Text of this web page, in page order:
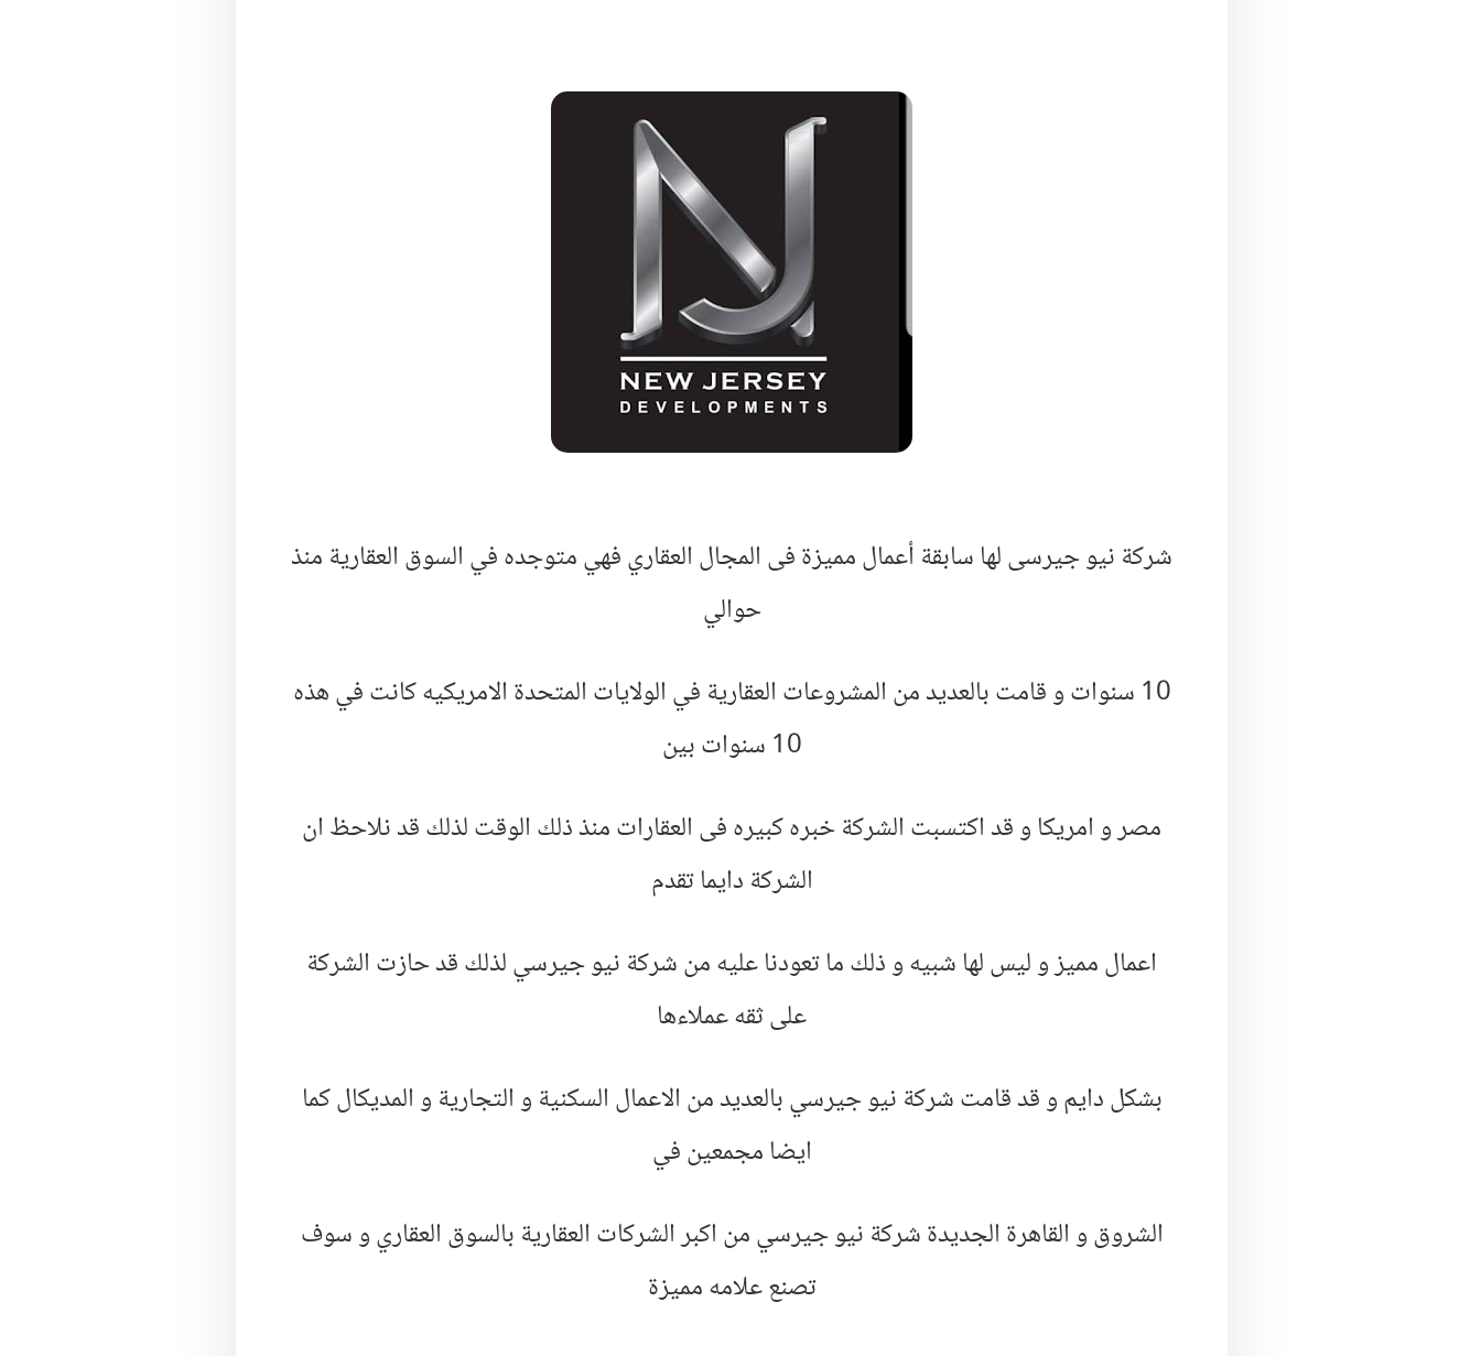
شركة نيو جيرسى لها سابقة أعمال مميزة فى المجال العقاري فهي متوجده في السوق العقارية منذ
حوالي
10 سنوات و قامت بالعديد من المشروعات العقارية في الولايات المتحدة الامريكيه كانت في هذه
10 سنوات بين
مصر و امريكا و قد اكتسبت الشركة خبره كبيره فى العقارات منذ ذلك الوقت لذلك قد نلاحظ ان
الشركة دايما تقدم
اعمال مميز و ليس لها شبيه و ذلك ما تعودنا عليه من شركة نيو جيرسي لذلك قد حازت الشركة
على ثقه عملاءها
بشكل دايم و قد قامت شركة نيو جيرسي بالعديد من الاعمال السكنية و التجارية و المديكال كما
ايضا مجمعين في
الشروق و القاهرة الجديدة شركة نيو جيرسي من اكبر الشركات العقارية بالسوق العقاري و سوف
تصنع علامه مميزة